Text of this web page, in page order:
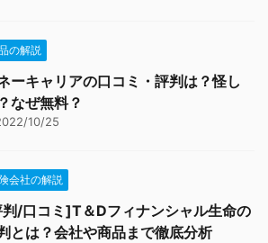
の解説
ーキャリアの口コミ・評判は？怪し
なぜ無料？
10/25
会社の解説
/口コミ]T＆Dフィナンシャル生命の
とは？会社や商品まで徹底分析